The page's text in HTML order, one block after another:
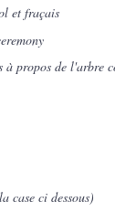
et fraçais
à propos de l'arbre
case ci dessous)